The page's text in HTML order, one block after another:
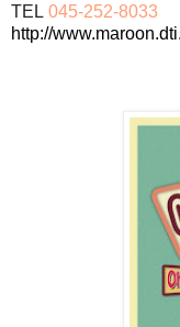
TEL 045-252-8033
http://